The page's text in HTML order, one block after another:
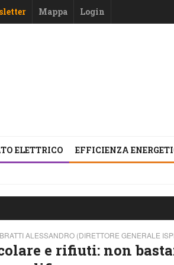
Mappa Login
ELETTRICO EFFICIENZA
BRATTI ALESSANDRO (DIRETTORE GENERALE
e rifiuti: non